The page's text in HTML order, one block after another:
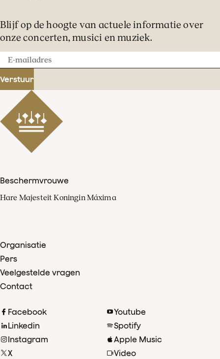
Blijf op de hoogte van actuele informatie over
onze concerten, musici en muziek.
E-
mailadres
Verstuur
Beschermvrouwe
Hare Majesteit Koningin Máxima
Organisatie
Pers
Veelgestelde vragen
Contact
Facebook
Linkedin
Instagram
X
Youtube
Spotify
Apple Music
Video